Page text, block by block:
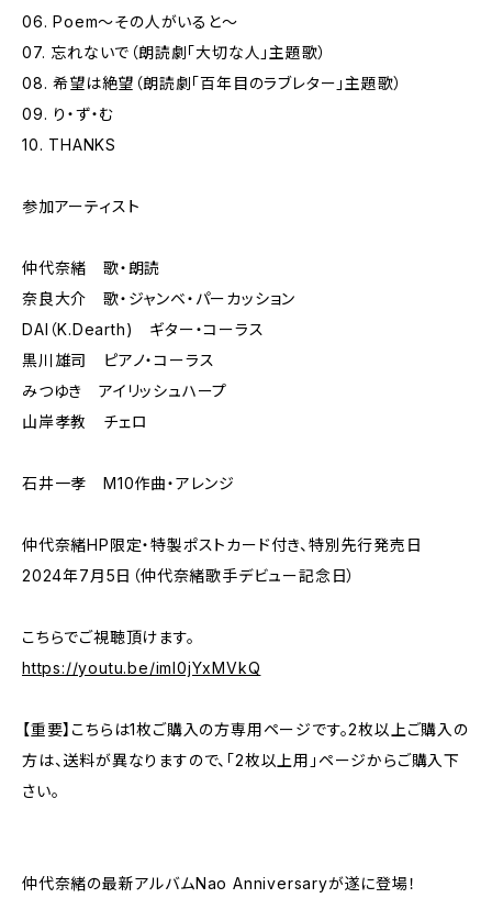
06. Poem～その人がいると～
07. 忘れないで（朗読劇「大切な人」主題歌）
08. 希望は絶望（朗読劇「百年目のラブレター」主題歌）
09. り・ず・む
10. THANKS
参加アーティスト
仲代奈緒 歌・朗読
奈良大介 歌・ジャンベ・パーカッション
DAI（K.Dearth) ギター・コーラス
黒川雄司 ピアノ・コーラス
みつゆき アイリッシュハープ
山岸孝教 チェロ
石井一孝 M10作曲・アレンジ
仲代奈緒HP限定・特製ポストカード付き、特別先行発売日
2024年7月5日（仲代奈緒歌手デビュー記念日）
こちらでご視聴頂けます。
https://youtu.be/iml0jYxMVkQ
【重要】こちらは1枚ご購入の方専用ページです。2枚以上ご購入の
方は、送料が異なりますので、「2枚以上用」ページからご購入下
さい。
仲代奈緒の最新アルバムNao Anniversaryが遂に登場！